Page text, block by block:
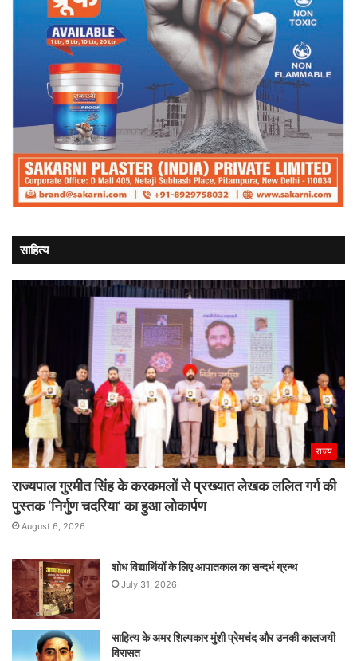
साहित्य
राज्य
राज्यपाल गुरमीत सिंह के करकमलों से प्रख्यात लेखक ललित गर्ग की
पुस्तक ‘निर्गुण चदरिया’ का हुआ लोकार्पण
August 6, 2026
शोध विद्यार्थियों के लिए आपातकाल का सन्दर्भ ग्रन्थ
July 31, 2026
साहित्य के अमर शिल्पकार मुंशी प्रेमचंद और उनकी कालजयी
विरासत